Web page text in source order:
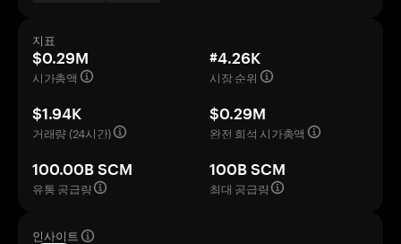
지표
$0.29M
시가총액
#4.26K
시장 순위
$1.94K
거래량 (24시간)
$0.29M
완전 희석 시가총액
100.00B SCM
유통 공급량
100B SCM
최대 공급량
인사이트